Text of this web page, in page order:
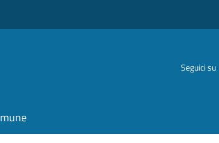
Seguici su